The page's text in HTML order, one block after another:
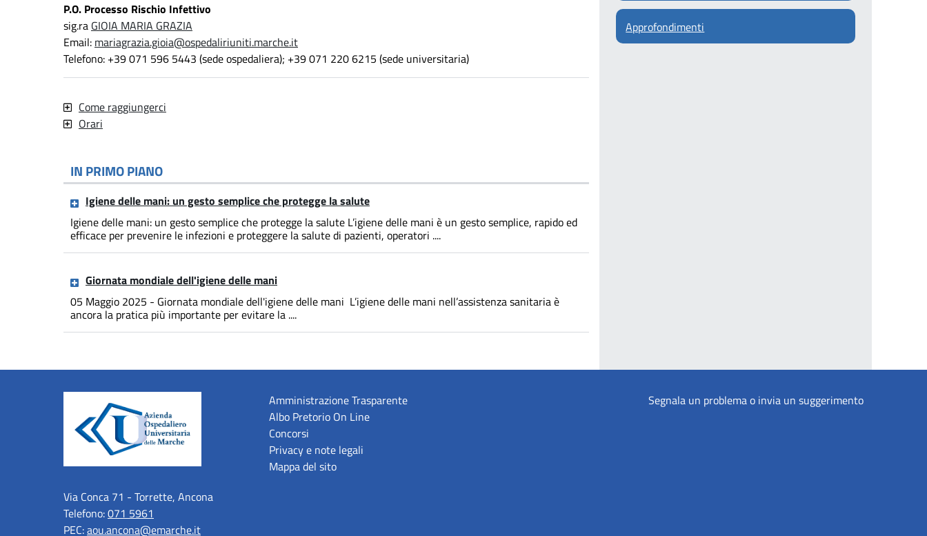
P.O. Processo Rischio Infettivo
sig.ra GIOIA MARIA GRAZIA
Email: mariagrazia.gioia@ospedaliriuniti.marche.it
Telefono: +39 071 596 5443 (sede ospedaliera); +39 071 220 6215 (sede universitaria)
Come raggiungerci
Orari
IN PRIMO PIANO
Igiene delle mani: un gesto semplice che protegge la salute
Igiene delle mani: un gesto semplice che protegge la salute L’igiene delle mani è un gesto semplice, rapido ed
efficace per prevenire le infezioni e proteggere la salute di pazienti, operatori ....
Giornata mondiale dell'igiene delle mani
05 Maggio 2025 - Giornata mondiale dell'igiene delle mani L’igiene delle mani nell’assistenza sanitaria è
ancora la pratica più importante per evitare la ....
Approfondimenti
Via Conca 71 - Torrette, Ancona
Telefono:071 5961
PEC:aou.ancona@emarche.it
Amministrazione Trasparente
Albo Pretorio On Line
Concorsi
Privacy e note legali
Mappa del sito
Segnala un problema o invia un suggerimento